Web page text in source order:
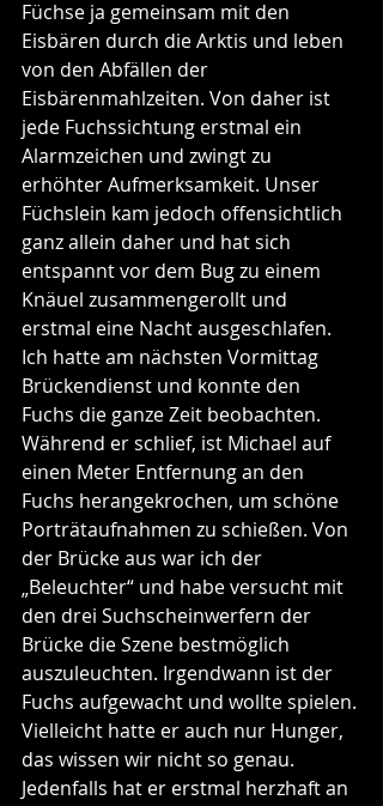
Füchse ja gemeinsam mit den
Eisbären durch die Arktis und leben
von den Abfällen der
Eisbärenmahlzeiten. Von daher ist
jede Fuchssichtung erstmal ein
Alarmzeichen und zwingt zu
erhöhter Aufmerksamkeit. Unser
Füchslein kam jedoch offensichtlich
ganz allein daher und hat sich
entspannt vor dem Bug zu einem
Knäuel zusammengerollt und
erstmal eine Nacht ausgeschlafen.
Ich hatte am nächsten Vormittag
Brückendienst und konnte den
Fuchs die ganze Zeit beobachten.
Während er schlief, ist Michael auf
einen Meter Entfernung an den
Fuchs herangekrochen, um schöne
Porträtaufnahmen zu schießen. Von
der Brücke aus war ich der
„Beleuchter“ und habe versucht mit
den drei Suchscheinwerfern der
Brücke die Szene bestmöglich
auszuleuchten. Irgendwann ist der
Fuchs aufgewacht und wollte spielen.
Vielleicht hatte er auch nur Hunger,
das wissen wir nicht so genau.
Jedenfalls hat er erstmal herzhaft an